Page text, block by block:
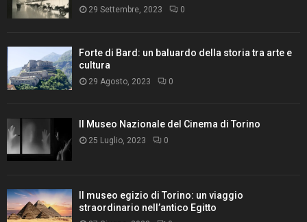
29 Settembre, 2023 0
Forte di Bard: un baluardo della storia tra arte e
cultura
29 Agosto, 2023 0
Il Museo Nazionale del Cinema di Torino
25 Luglio, 2023 0
Il museo egizio di Torino: un viaggio
straordinario nell’antico Egitto